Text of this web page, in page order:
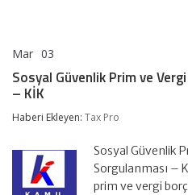
Mar 03
Prim
Borçlarının
–
Sosyal Güvenlik Prim ve
– KİK
Haberi Ekleyen: Tax Pro
Sosyal Güvenlik
Sorgulanması –
prim ve vergi